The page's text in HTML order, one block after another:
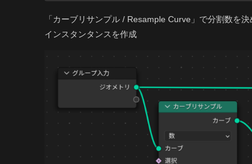
「カーブリサンプル / Resample Curve」で分割数を
インスタンタンスを作成